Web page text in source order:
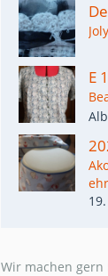
E
Wir machen gern